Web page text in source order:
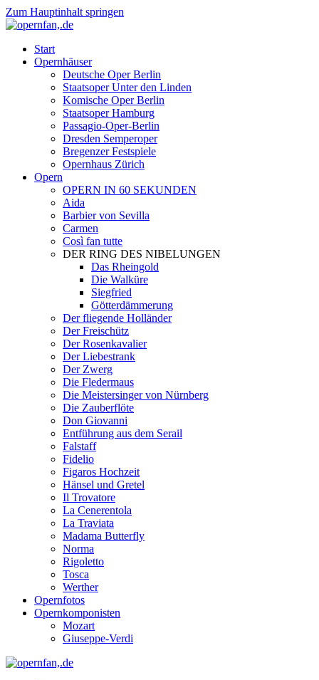
Zum Hauptinhalt springen
Start
Opernhäuser
Deutsche Oper Berlin
Staatsoper Unter den Linden
Komische Oper Berlin
Staatsoper Hamburg
Passagio-Oper-Berlin
Dresden Semperoper
Bregenzer Festspiele
Opernhaus Zürich
Opern
OPERN IN 60 SEKUNDEN
Aida
Barbier von Sevilla
Carmen
Così fan tutte
DER RING DES NIBELUNGEN
Das Rheingold
Die Walküre
Siegfried
Götterdämmerung
Der fliegende Holländer
Der Freischütz
Der Rosenkavalier
Der Liebestrank
Der Zwerg
Die Fledermaus
Die Meistersinger von Nürnberg
Die Zauberflöte
Don Giovanni
Entführung aus dem Serail
Falstaff
Fidelio
Figaros Hochzeit
Hänsel und Gretel
Il Trovatore
La Cenerentola
La Traviata
Madama Butterfly
Norma
Rigoletto
Tosca
Werther
Opernfotos
Opernkomponisten
Mozart
Giuseppe-Verdi